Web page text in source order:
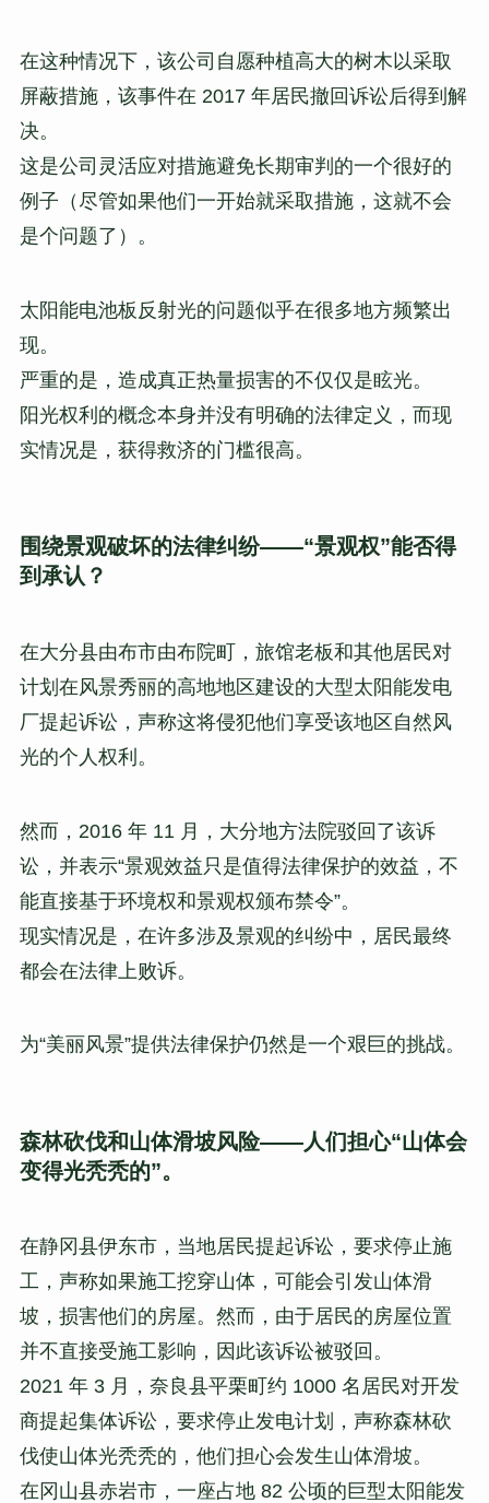
在这种情况下，该公司自愿种植高大的树木以采取
屏蔽措施，该事件在 2017 年居民撤回诉讼后得到解
决。
这是公司灵活应对措施避免长期审判的一个很好的
例子（尽管如果他们一开始就采取措施，这就不会
是个问题了）。
太阳能电池板反射光的问题似乎在很多地方频繁出
现。
严重的是，造成真正热量损害的不仅仅是眩光。
阳光权利的概念本身并没有明确的法律定义，而现
实情况是，获得救济的门槛很高。
围绕景观破坏的法律纠纷——“景观权”能否得
到承认？
在大分县由布市由布院町，旅馆老板和其他居民对
计划在风景秀丽的高地地区建设的大型太阳能发电
厂提起诉讼，声称这将侵犯他们享受该地区自然风
光的个人权利。
然而，2016 年 11 月，大分地方法院驳回了该诉
讼，并表示“景观效益只是值得法律保护的效益，不
能直接基于环境权和景观权颁布禁令”。
现实情况是，在许多涉及景观的纠纷中，居民最终
都会在法律上败诉。
为“美丽风景”提供法律保护仍然是一个艰巨的挑战。
森林砍伐和山体滑坡风险——人们担心“山体会
变得光秃秃的”。
在静冈县伊东市，当地居民提起诉讼，要求停止施
工，声称如果施工挖穿山体，可能会引发山体滑
坡，损害他们的房屋。然而，由于居民的房屋位置
并不直接受施工影响，因此该诉讼被驳回。
2021 年 3 月，奈良县平栗町约 1000 名居民对开发
商提起集体诉讼，要求停止发电计划，声称森林砍
伐使山体光秃秃的，他们担心会发生山体滑坡。
在冈山县赤岩市，一座占地 82 公顷的巨型太阳能发